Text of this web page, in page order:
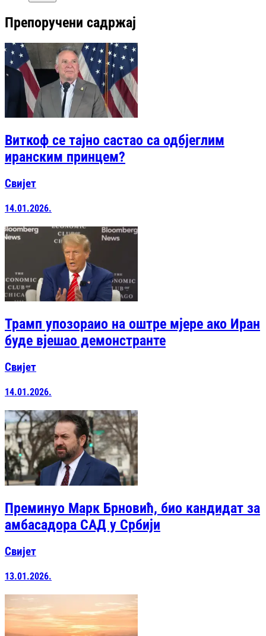
Препоручени садржај
Виткоф се тајно састао са одбјеглим
иранским принцем?
Свијет
14.01.2026.
Трамп упозораио на оштре мјере ако Иран
буде вјешао демонстранте
Свијет
14.01.2026.
Преминуо Марк Брновић, био кандидат за
амбасадора САД у Србији
Свијет
13.01.2026.